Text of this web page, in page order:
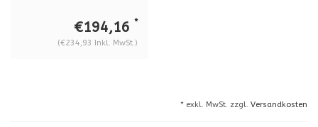
€194,16 *
(€234,93 Inkl. MwSt.)
* exkl. MwSt. zzgl. Versandkosten